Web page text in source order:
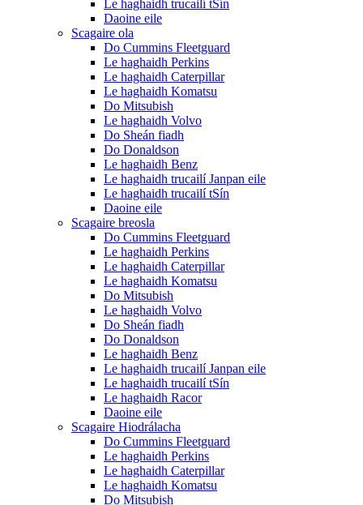
Le haghaidh trucailí tSín
Daoine eile
Scagaire ola
Do Cummins Fleetguard
Le haghaidh Perkins
Le haghaidh Caterpillar
Le haghaidh Komatsu
Do Mitsubish
Le haghaidh Volvo
Do Sheán fiadh
Do Donaldson
Le haghaidh Benz
Le haghaidh trucailí Janpan eile
Le haghaidh trucailí tSín
Daoine eile
Scagaire breosla
Do Cummins Fleetguard
Le haghaidh Perkins
Le haghaidh Caterpillar
Le haghaidh Komatsu
Do Mitsubish
Le haghaidh Volvo
Do Sheán fiadh
Do Donaldson
Le haghaidh Benz
Le haghaidh trucailí Janpan eile
Le haghaidh trucailí tSín
Le haghaidh Racor
Daoine eile
Scagaire Hiodrálacha
Do Cummins Fleetguard
Le haghaidh Perkins
Le haghaidh Caterpillar
Le haghaidh Komatsu
Do Mitsubish